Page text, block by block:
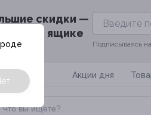
скидки —
ящике
Подписываясь
Акции дня